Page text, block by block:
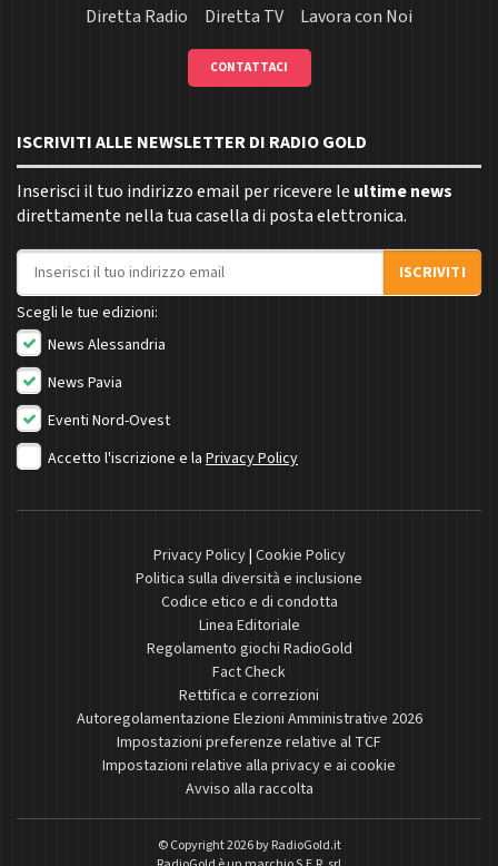
Diretta Radio
Diretta TV Lavora con Noi
CONTATTACI
ISCRIVITI ALLE NEWSLETTER DI RADIO GOLD
Inserisci il tuo indirizzo email per ricevere le ultime news
direttamente nella tua casella di posta elettronica.
Indirizzo email
ISCRIVITI
Scegli le tue edizioni:
News Alessandria
News Pavia
Eventi Nord-Ovest
Accetto l'iscrizione e la Privacy Policy
Privacy Policy| Cookie Policy
Politica sulla diversità e inclusione
Codice etico e di condotta
Linea Editoriale
Regolamento giochi RadioGold
Fact Check
Rettifica e correzioni
Autoregolamentazione Elezioni Amministrative 2026
Impostazioni preferenze relative al TCF
Impostazioni relative alla privacy e ai cookie
Avviso alla raccolta
© Copyright 2026 byRadioGold.it